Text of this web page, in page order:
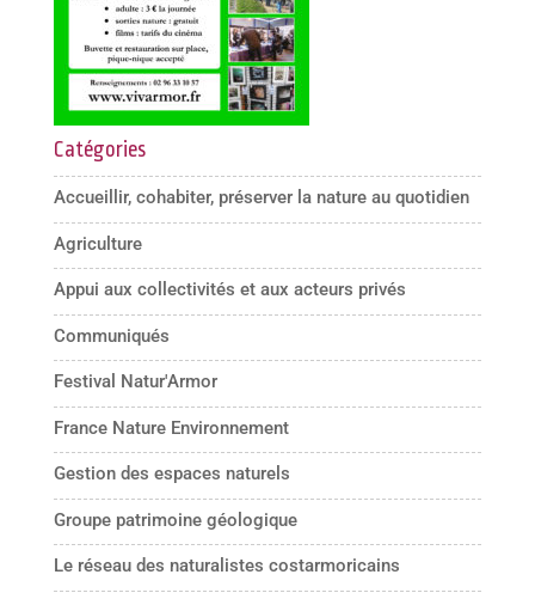
Catégories
Accueillir, cohabiter, préserver la nature au quotidien
Agriculture
Appui aux collectivités et aux acteurs privés
Communiqués
Festival Natur'Armor
France Nature Environnement
Gestion des espaces naturels
Groupe patrimoine géologique
Le réseau des naturalistes costarmoricains